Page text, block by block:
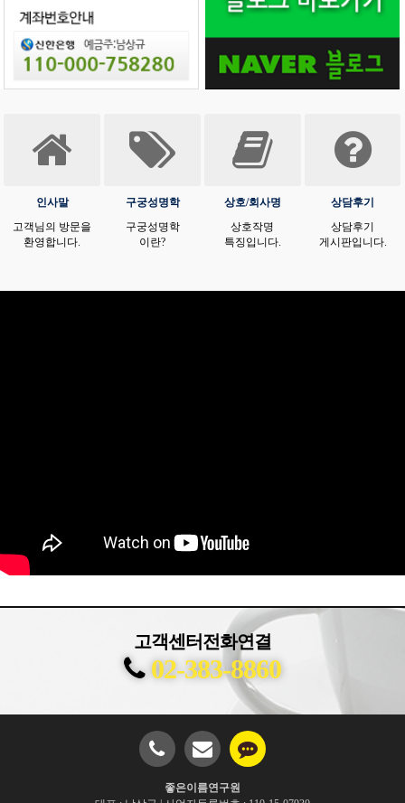
인사말
고객님의 방문을
환영합니다.
구궁성명학
구궁성명학
이란?
상호/회사명
상호작명
특징입니다.
상담후기
상담후기
게시판입니다.
고객센터전화연결
02-383-8860
좋은이름연구원